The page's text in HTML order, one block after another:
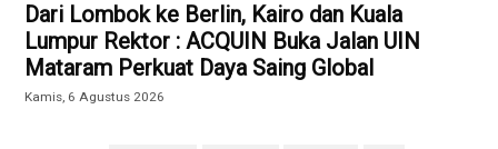
Dari Lombok ke Berlin, Kairo dan Kuala
Lumpur Rektor : ACQUIN Buka Jalan UIN
Mataram Perkuat Daya Saing Global
Kamis, 6 Agustus 2026